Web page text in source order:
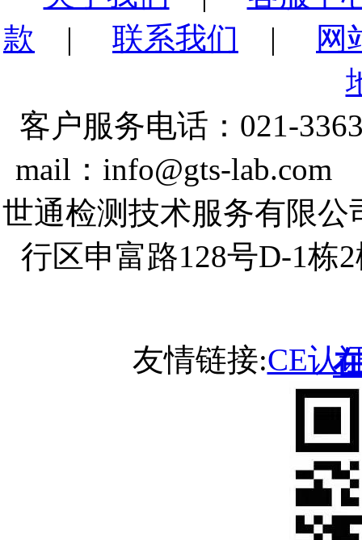
款 | 联系我们 |
网
客户服务电话：021-
mail：info@gts-
世通检测技术服务有限
行区申富路128号D-1
友情链接:CE认